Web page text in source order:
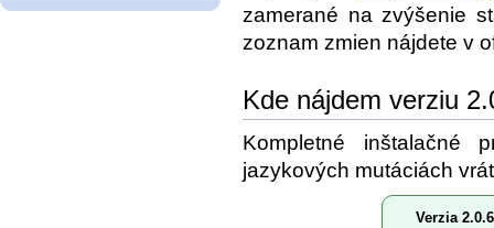
zamerané na zvýšenie
zoznam zmien nájdete v
Kde nájdem verziu
Kompletné inštalačné
jazykových mutáciách
Verzia 2.0.6